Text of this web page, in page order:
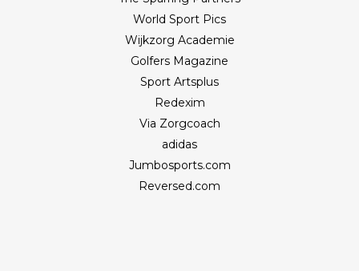
World Sport Pics
Wijkzorg Academie
Golfers Magazine
Sport Artsplus
Redexim
Via Zorgcoach
adidas
Jumbosports.com
Reversed.com